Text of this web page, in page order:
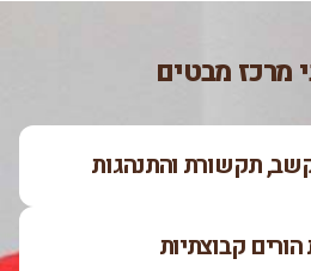
מרכז מבטים
תקשורת והתנהגות
קבוצתיות